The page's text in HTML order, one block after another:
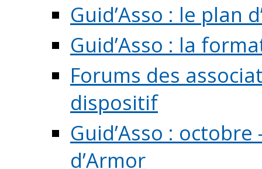
Guid’Asso : le plan
Guid’Asso : la
Forums des
dispositif
Guid’Asso :
d’Armor